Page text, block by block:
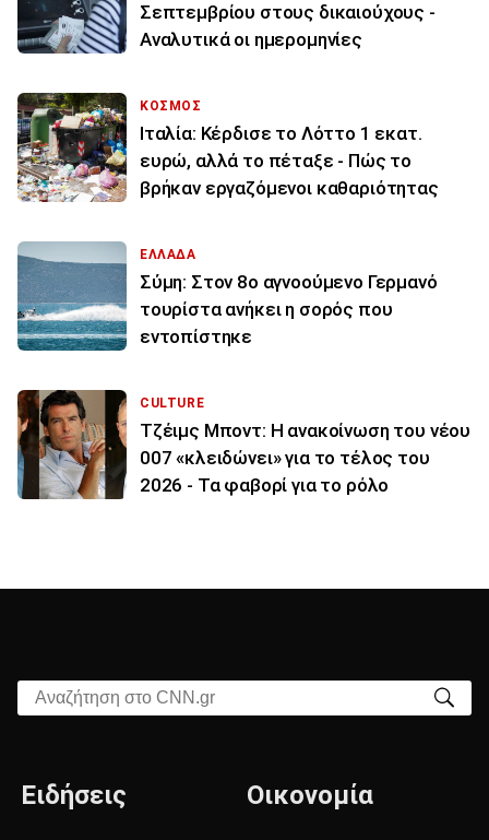
Σεπτεμβρίου στους δικαιούχους -
Αναλυτικά οι ημερομηνίες
ΚΟΣΜΟΣ
Ιταλία: Κέρδισε το Λόττο 1 εκατ.
ευρώ, αλλά το πέταξε - Πώς το
βρήκαν εργαζόμενοι καθαριότητας
ΕΛΛΑΔΑ
Σύμη: Στον 8ο αγνοούμενο Γερμανό
τουρίστα ανήκει η σορός που
εντοπίστηκε
CULTURE
Τζέιμς Μποντ: Η ανακοίνωση του νέου
007 «κλειδώνει» για το τέλος του
2026 - Τα φαβορί για το ρόλο
Αναζήτηση στο CNN.gr
Ειδήσεις Οικονομία